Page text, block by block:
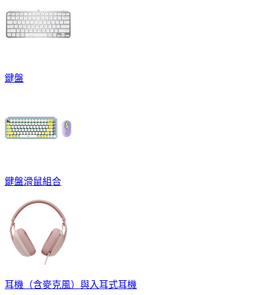
鍵盤
鍵盤滑鼠組合
耳機（含麥克風）與入耳式耳機